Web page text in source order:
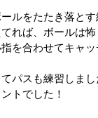
ルをたたき落と
を合わせてキャ
パスも練習しま
トでした！